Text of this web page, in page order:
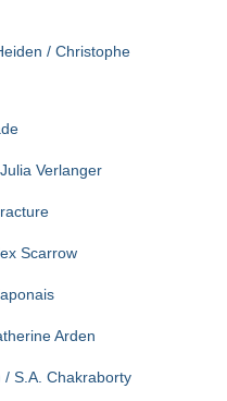
/ Christophe
Verlanger
Scarrow
Arden
S.A. Chakraborty